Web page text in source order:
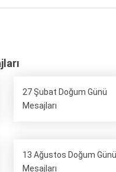
27 Şubat Doğum Günü
Mesajları
13 Ağustos Doğum Günü
Mesajları